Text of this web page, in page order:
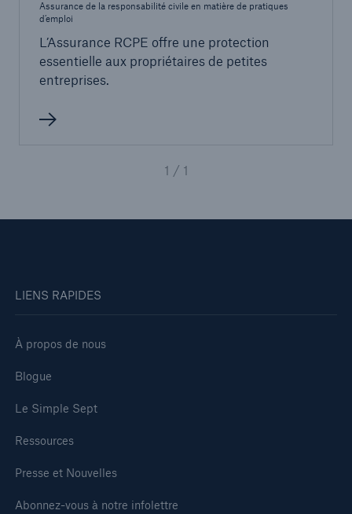
Assurance de la responsabilité civile en matière de pratiques
d’emploi
L’Assurance RCPE offre une protection
essentielle aux propriétaires de petites
entreprises.
1 / 1
LIENS RAPIDES
À propos de nous
Blogue
Le Simple Sept
Ressources
Presse et Nouvelles
Abonnez-vous à notre infolettre